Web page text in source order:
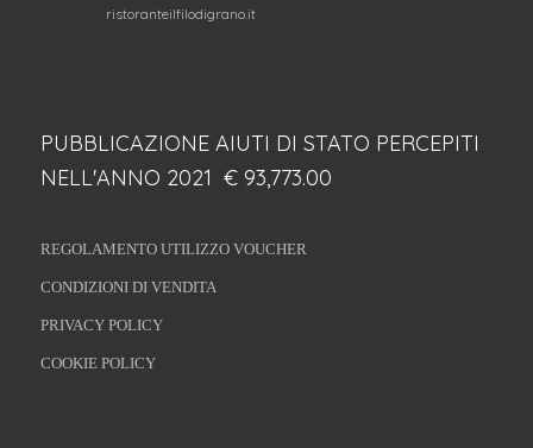
ristoranteilfilodigrano.it
PUBBLICAZIONE AIUTI DI STATO PERCEPITI
NELL'ANNO 2021 € 93,773.00
REGOLAMENTO UTILIZZO VOUCHER
CONDIZIONI DI VENDITA
PRIVACY POLICY
COOKIE POLICY